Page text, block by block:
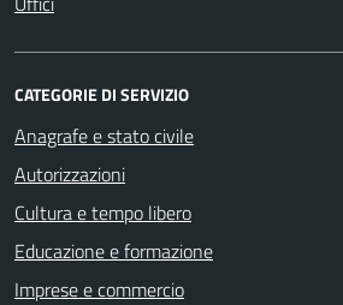
CATEGORIE DI SERVIZIO
Anagrafe e stato civile
Autorizzazioni
Cultura e tempo libero
Educazione e formazione
Imprese e commercio